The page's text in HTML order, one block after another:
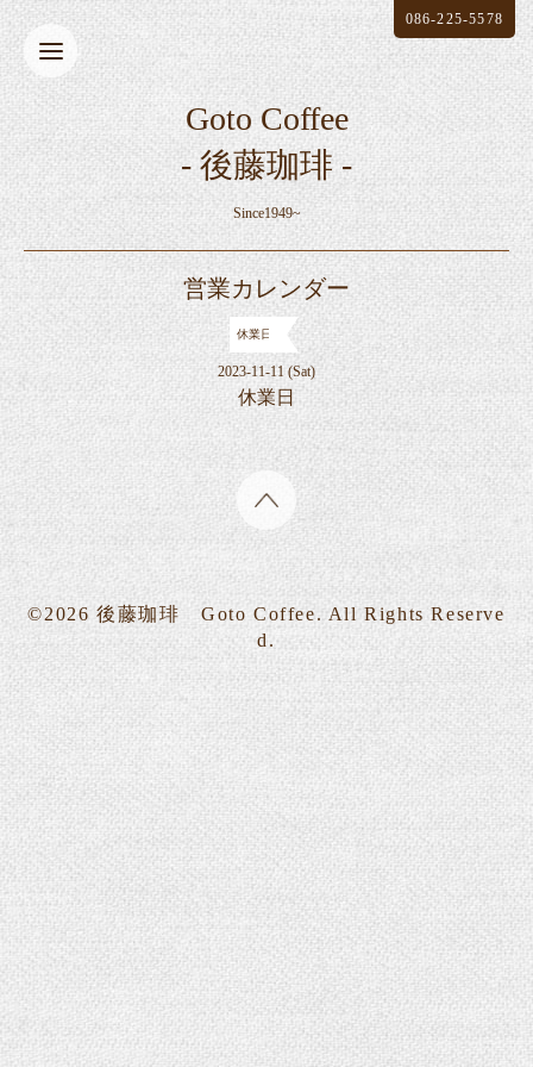
Goto Coffee
- 後藤珈琲 -
Since1949~
086-225-5578
営業カレンダー
休業日
2023-11-11 (Sat)
休業日
©2026 後藤珈琲 Goto Coffee. All Rights Reserve
d.